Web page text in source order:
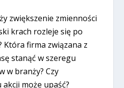
zwiększenie zmienności
krach rozleje się po
Która firma związana z
stanąć w szeregu
w branży? Czy
może upaść?